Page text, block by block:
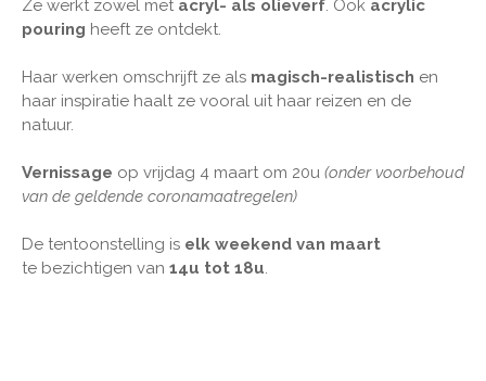
Ze werkt zowel met acryl- als olieverf. Ook acrylic
pouring heeft ze ontdekt.
Haar werken omschrijft ze als magisch-realistisch en
haar inspiratie haalt ze vooral uit haar reizen en de
natuur. ​​​​
Vernissage op vrijdag 4 maart om 20u (onder voorbehoud
van de geldende coronamaatregelen)
De tentoonstelling is elk weekend van maart
te bezichtigen van 14u tot 18u.